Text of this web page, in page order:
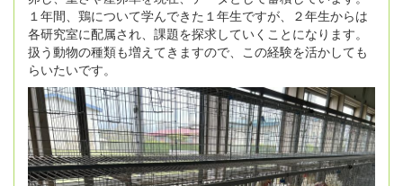
１年間、鶏について学んできた１年生ですが、２年生からは
各研究室に配属され、課題を探求していくことになります。
扱う動物の種類も増えてきますので、この経験を活かしても
らいたいです。